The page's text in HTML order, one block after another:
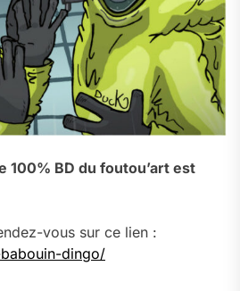
100% BD du foutou’art est
vous sur ce lien :
dingo/